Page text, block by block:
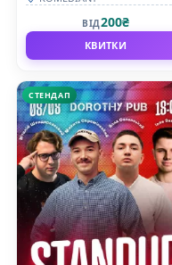
ВІД200₴
КВИТКИ
СТЕНДАП